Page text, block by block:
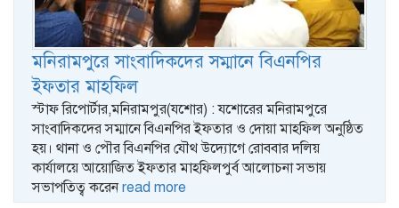
মনিরামপুরে সাংবাদিকদের সম্মানে বিএনপির
ইফতার মাহফিল
স্টাফ রিপোর্টার,মনিরামপুর(যশোর) : যশোরের মনিরামপুরে
সাংবাদিকদের সম্মানে বিএনপির ইফতার ও দোয়া মাহফিল অনুষ্ঠিত
হয়। থানা ও পৌর বিএনপির যৌথ উদ্যোগে রোববার দলিয়
কার্যালয়ে আয়োজিত ইফতার মাহফিলপুর্ব আলোচনা সভায়
সভাপতিত্ব করেনread more